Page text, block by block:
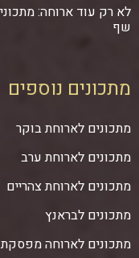
לא רק עוד ארוחה:
שף
מתכונים נוספים
מתכונים לארוחת בוקר
מתכונים לארוחת ערב
מתכונים לארוחת צהריים
מתכונים לבראנץ
מתכונים לארוחה מפסקת